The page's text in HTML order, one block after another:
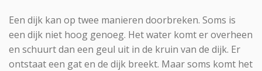
Een dijk kan op twee manieren doorbreken. Soms is
een dijk niet hoog genoeg. Het water komt er overheen
en schuurt dan een geul uit in de kruin van de dijk. Er
ontstaat een gat en de dijk breekt. Maar soms komt het